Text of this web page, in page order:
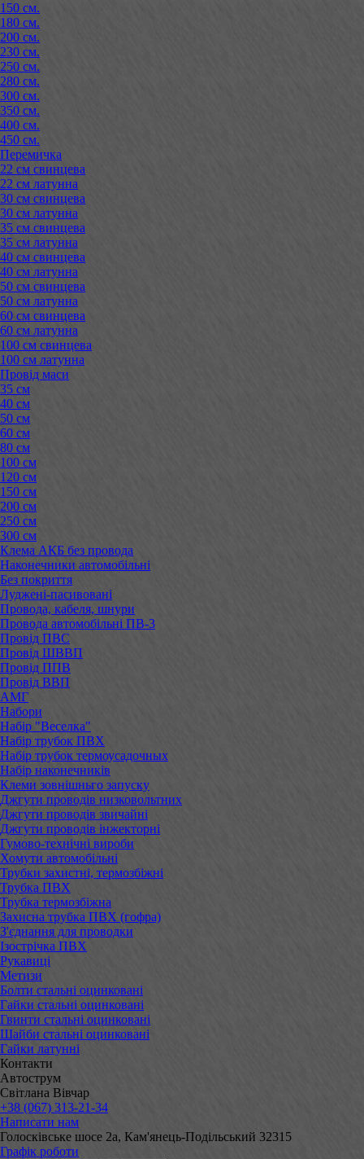
150 см.
180 см.
200 см.
230 см.
250 см.
280 см.
300 см.
350 см.
400 см.
450 см.
Перемичка
22 см свинцева
22 см латунна
30 см свинцева
30 см латунна
35 см свинцева
35 см латунна
40 см свинцева
40 см латунна
50 см свинцева
50 см латунна
60 см свинцева
60 см латунна
100 см свинцева
100 см латунна
Провід маси
35 см
40 см
50 см
60 см
80 см
100 см
120 см
150 см
200 см
250 см
300 см
Клема АКБ без провода
Наконечники автомобільні
Без покриття
Луджені-пасивовані
Провода, кабеля, шнури
Провода автомобільні ПВ-3
Провід ПВС
Провід ШВВП
Провід ППВ
Провід ВВП
АМГ
Набори
Набір "Веселка"
Набір трубок ПВХ
Набір трубок термоусадочных
Набір наконечників
Клеми зовнішньго запуску
Джгути проводів низковольтних
Джгути проводів звичайні
Джгути проводів інжекторні
Гумово-технічні вироби
Хомути автомобільні
Трубки захистні, термозбіжні
Трубка ПВХ
Трубка термозбіжна
Захисна трубка ПВХ (гофра)
З'єднання для проводки
Ізострічка ПВХ
Рукавиці
Метизи
Болти стальні оцинковані
Гайки стальні оцинковані
Гвинти стальні оцинковані
Шайби стальні оцинковані
Гайки латунні
Контакти
Автострум
Світлана Вівчар
+38 (067) 313-21-34
Написати нам
Голосківське шосе 2а, Кам'янець-Подільський 32315
Графік роботи